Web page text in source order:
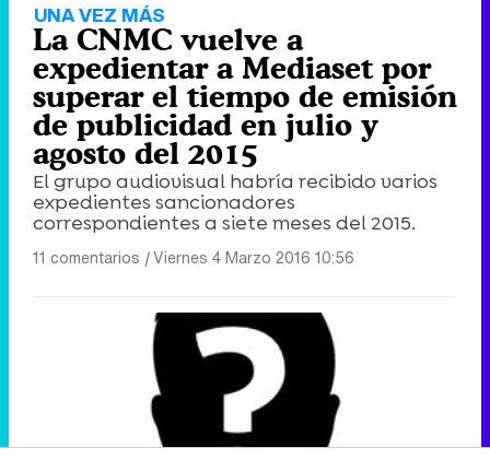
UNA VEZ MÁS
La CNMC vuelve a
expedientar a Mediaset por
superar el tiempo de emisión
de publicidad en julio y
agosto del 2015
El grupo audiovisual habría recibido varios
expedientes sancionadores
correspondientes a siete meses del 2015.
11 comentarios |Viernes 4 Marzo 2016 10:56